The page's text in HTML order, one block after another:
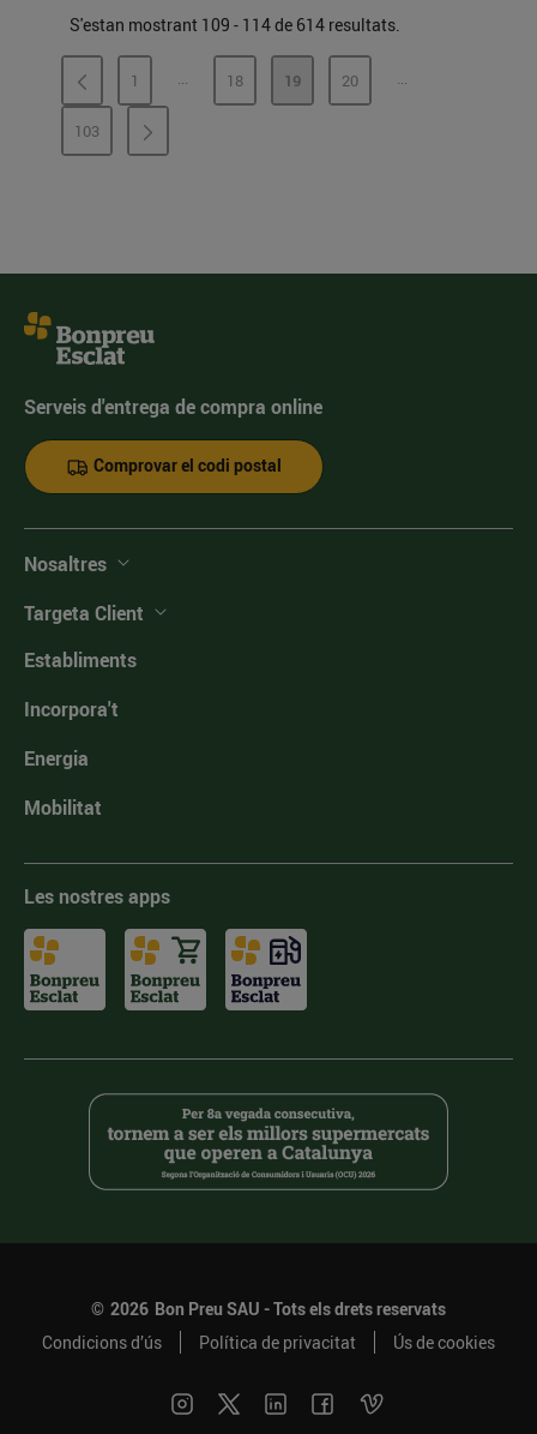
S'estan mostrant 109 - 114 de 614 resultats.
PÀGINA
1 ...PÀGINES INTERMÈDIES
PÀGINA
18 PÀGINA
19 PÀGINA
20 ...PÀGINES
PÀGINA
103
Serveis d'entrega de compra online
Comprovar el codi postal
Nosaltres
Targeta Client
Establiments
Incorpora't
Energia
Mobilitat
Les nostres apps
© 2026 Bon Preu SAU - Tots els drets reservats
Condicions d’ús
Política de privacitat Ús de cookies